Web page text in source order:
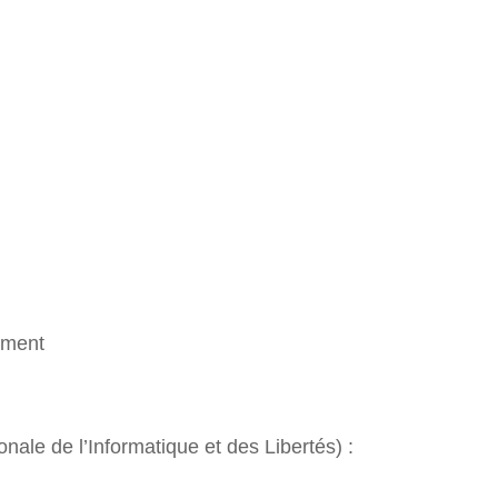
de l’Informatique et des Libertés) :